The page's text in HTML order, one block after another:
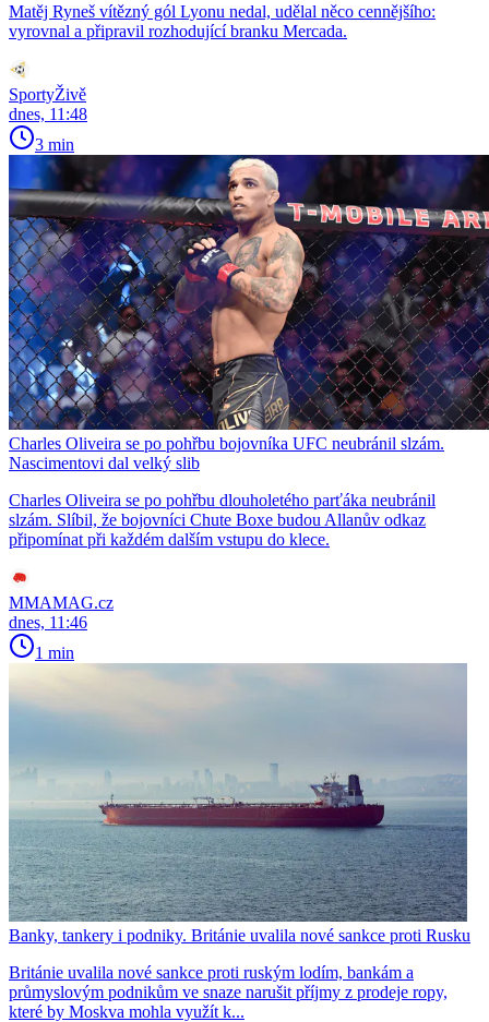
Matěj Ryneš vítězný gól Lyonu nedal, udělal něco cennějšího:
vyrovnal a připravil rozhodující branku Mercada.
SportyŽivě
dnes, 11:48
3 min
Charles Oliveira se po pohřbu bojovníka UFC neubránil slzám.
Nascimentovi dal velký slib
Charles Oliveira se po pohřbu dlouholetého parťáka neubránil
slzám. Slíbil, že bojovníci Chute Boxe budou Allanův odkaz
připomínat při každém dalším vstupu do klece.
MMAMAG.cz
dnes, 11:46
1 min
Banky, tankery i podniky. Británie uvalila nové sankce proti Rusku
Británie uvalila nové sankce proti ruským lodím, bankám a
průmyslovým podnikům ve snaze narušit příjmy z prodeje ropy,
které by Moskva mohla využít k...